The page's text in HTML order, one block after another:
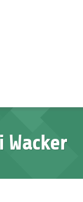
Wacker